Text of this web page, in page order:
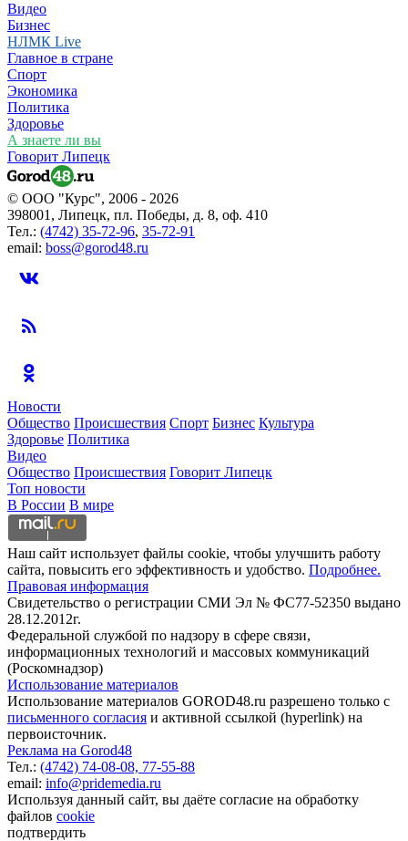
Видео
Бизнес
НЛМК Live
Главное в стране
Спорт
Экономика
Политика
Здоровье
А знаете ли вы
Говорит Липецк
© ООО "Курс", 2006 - 2026
398001, Липецк, пл. Победы, д. 8, оф. 410
Тел.: (4742) 35-72-96, 35-72-91
email: boss@gorod48.ru
Новости
Общество Происшествия Спорт Бизнес Культура
Здоровье Политика
Видео
Общество Происшествия Говорит Липецк
Топ новости
В России В мире
Наш сайт использует файлы cookie, чтобы улучшить работу
сайта, повысить его эффективность и удобство. Подробнее.
Правовая информация
Свидетельство о регистрации СМИ Эл № ФС77-52350 выдано
28.12.2012г.
Федеральной службой по надзору в сфере связи,
информационных технологий и массовых коммуникаций
(Роскомнадзор)
Использование материалов
Использование материалов GOROD48.ru разрешено только с
письменного согласия и активной ссылкой (hyperlink) на
первоисточник.
Реклама на Gorod48
Тел.: (4742) 74-08-08, 77-55-88
email: info@pridemedia.ru
Используя данный сайт, вы даёте согласие на обработку
файлов cookie
подтвердить